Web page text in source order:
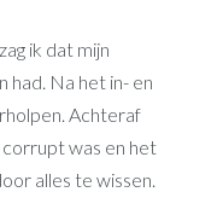
ik dat mijn
had. Na het in- en
Achteraf
was en het
alles te wissen.